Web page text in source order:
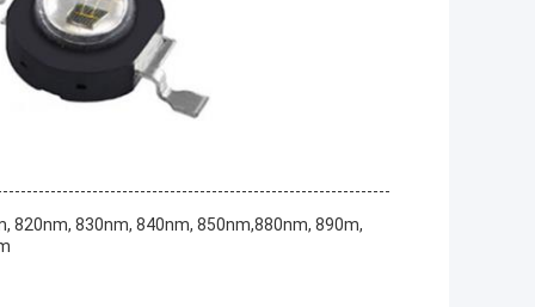
820nm, 830nm, 840nm, 850nm,880nm, 890m,